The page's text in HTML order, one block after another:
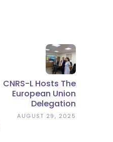
CNRS-L Hosts The
European Union
Delegation
AUGUST 29, 2025